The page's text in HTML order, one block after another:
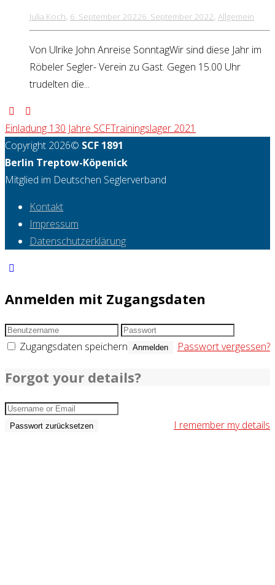
Julia Koch, 6. September 20226. September 2022, Allgemein
Von Ulrike John Anreise SonntagWir sind diese Jahr im
Röbeler Segler- Verein zu Gast. Gegen 15.00 Uhr
trudelten die...
Einladung 130 Jahre SCFTrainingslager 2021
Copyright 2026© SCF 1891
Berlin Treptow-Köpenick
Mitglied im Deutschen Seglerverband
Kontakt
Impressum
Datenschutzerklärung
Anmelden mit Zugangsdaten
Anmelden
Zugangsdaten speichern Passwort vergessen?
Forgot your details?
Passwort zurücksetzen I remember my details